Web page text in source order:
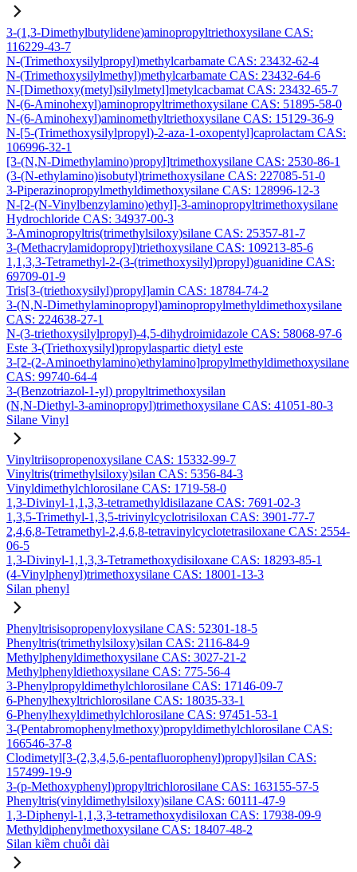
3-(1,3-Dimethylbutylidene)aminopropyltriethoxysilane CAS:
116229-43-7
N-(Trimethoxysilylpropyl)methylcarbamate CAS: 23432-62-4
N-(Trimethoxysilylmethyl)methylcarbamate CAS: 23432-64-6
N-[Dimethoxy(metyl)silylmetyl]metylcacbamat CAS: 23432-65-7
N-(6-Aminohexyl)aminopropyltrimethoxysilane CAS: 51895-58-0
N-(6-Aminohexyl)aminomethyltriethoxysilane CAS: 15129-36-9
N-[5-(Trimethoxysilylpropyl)-2-aza-1-oxopentyl]caprolactam CAS:
106996-32-1
[3-(N,N-Dimethylamino)propyl]trimethoxysilane CAS: 2530-86-1
(3-(N-ethylamino)isobutyl)trimethoxysilane CAS: 227085-51-0
3-Piperazinopropylmethyldimethoxysilane CAS: 128996-12-3
N-[2-(N-Vinylbenzylamino)ethyl]-3-aminopropyltrimethoxysilane
Hydrochloride CAS: 34937-00-3
3-Aminopropyltris(trimethylsiloxy)silane CAS: 25357-81-7
3-(Methacrylamidopropyl)triethoxysilane CAS: 109213-85-6
1,1,3,3-Tetramethyl-2-(3-(trimethoxysilyl)propyl)guanidine CAS:
69709-01-9
Tris[3-(triethoxysilyl)propyl]amin CAS: 18784-74-2
3-(N,N-Dimethylaminopropyl)aminopropylmethyldimethoxysilane
CAS: 224638-27-1
N-(3-triethoxysilylpropyl)-4,5-dihydroimidazole CAS: 58068-97-6
Este 3-(Triethoxysilyl)propylaspartic dietyl este
3-[2-(2-Aminoethylamino)ethylamino]propylmethyldimethoxysilane
CAS: 99740-64-4
3-(Benzotriazol-1-yl) propyltrimethoxysilan
(N,N-Diethyl-3-aminopropyl)trimethoxysilane CAS: 41051-80-3
Silane Vinyl
Vinyltriisopropenoxysilane CAS: 15332-99-7
Vinyltris(trimethylsiloxy)silan CAS: 5356-84-3
Vinyldimethylchlorosilane CAS: 1719-58-0
1,3-Divinyl-1,1,3,3-tetramethyldisilazane CAS: 7691-02-3
1,3,5-Trimethyl-1,3,5-trivinylcyclotrisiloxan CAS: 3901-77-7
2,4,6,8-Tetramethyl-2,4,6,8-tetravinylcyclotetrasiloxane CAS: 2554-
06-5
1,3-Divinyl-1,1,3,3-Tetramethoxydisiloxane CAS: 18293-85-1
(4-Vinylphenyl)trimethoxysilane CAS: 18001-13-3
Silan phenyl
Phenyltrisisopropenyloxysilane CAS: 52301-18-5
Phenyltris(trimethylsiloxy)silan CAS: 2116-84-9
Methylphenyldimethoxysilane CAS: 3027-21-2
Methylphenyldiethoxysilane CAS: 775-56-4
3-Phenylpropyldimethylchlorosilane CAS: 17146-09-7
6-Phenylhexyltrichlorosilane CAS: 18035-33-1
6-Phenylhexyldimethylchlorosilane CAS: 97451-53-1
3-(Pentabromophenylmethoxy)propyldimethylchlorosilane CAS:
166546-37-8
Clodimetyl[3-(2,3,4,5,6-pentafluorophenyl)propyl]silan CAS:
157499-19-9
3-(p-Methoxyphenyl)propyltrichlorosilane CAS: 163155-57-5
Phenyltris(vinyldimethylsiloxy)silane CAS: 60111-47-9
1,3-Diphenyl-1,1,3,3-tetramethoxydisiloxan CAS: 17938-09-9
Methyldiphenylmethoxysilane CAS: 18407-48-2
Silan kiềm chuỗi dài